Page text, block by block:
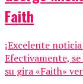
Faith
¡Excelente
Efectivamente,
su gira «Faith»